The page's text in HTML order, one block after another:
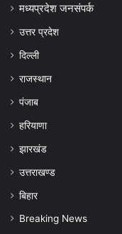
मध्यप्रदेश जनसंपर्क
उत्तर प्रदेश
दिल्ली
राजस्थान
पंजाब
हरियाणा
झारखंड
उत्तराखण्ड
बिहार
Breaking News